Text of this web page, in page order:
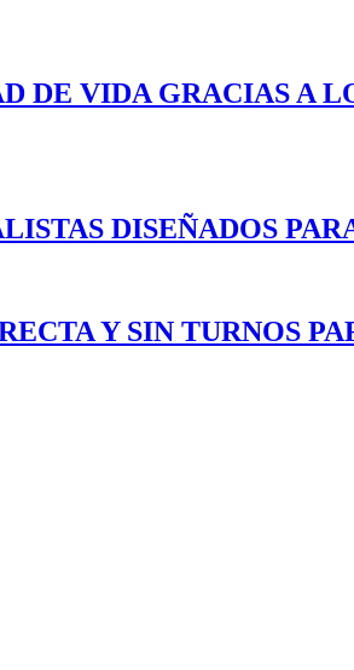
DE VIDA GRACIAS A
DISEÑADOS
Y SIN TURNOS